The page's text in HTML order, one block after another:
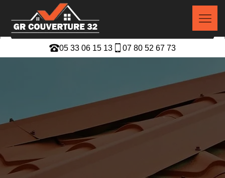
05 33 06 15 13 07 80 52 67 73